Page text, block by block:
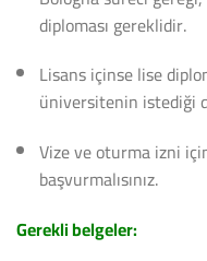
diploması gereklidir.
Lisans içinse lise
üniversitenin istediği
Vize ve oturma izni
başvurmalısınız.
Gerekli belgeler: